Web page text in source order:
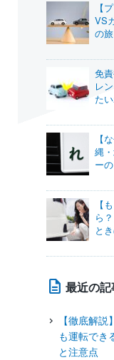
【
VS
の
免
レ
た
【
縄
ー
【
ら
と
最近の記
【徹底解
も運転でき
と注意点